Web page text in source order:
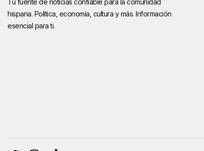
hispana. Política, economía, cultura y más. Información
esencial para ti.